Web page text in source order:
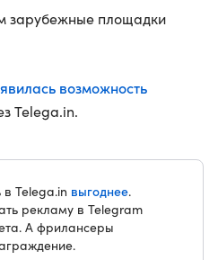
зарубежные площадки
возможность
Telega.in.
в Telega.in выгоднее.
рекламу в Telegram
А фрилансеры